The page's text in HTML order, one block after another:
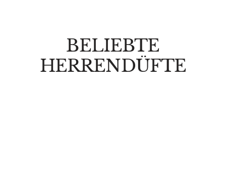
BELIEBTE
HERRENDÜFTE